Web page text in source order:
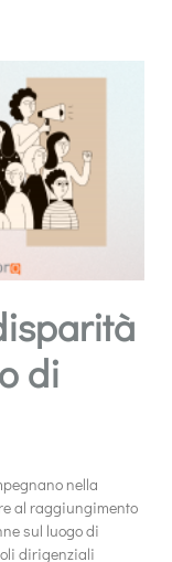
di
nella
al raggiungimento
sul luogo di
dirigenziali